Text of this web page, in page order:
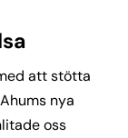
att stötta
nya
oss